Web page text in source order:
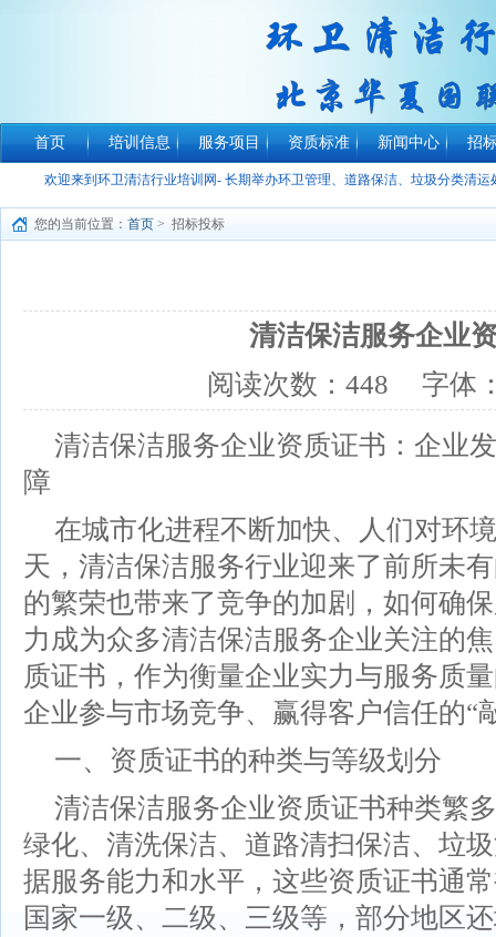
首页 培训信息 服务项目 资质标准 新闻中心 招
欢迎来到环卫清洁行业培训网- 长期举办环卫管理、道路保洁、垃圾分类清
您的当前位置： 首页 > 招标投标
清洁保洁服务企业
阅读次数： 448 字体
清洁保洁服务企业资质证书：企业
障
在城市化进程不断加快、人们对环
天，清洁保洁服务行业迎来了前所未
的繁荣也带来了竞争的加剧，如何确
力成为众多清洁保洁服务企业关注的
质证书，作为衡量企业实力与服务质
企业参与市场竞争、赢得客户信任的“
一、资质证书的种类与等级划分
清洁保洁服务企业资质证书种类繁
绿化、清洗保洁、道路清扫保洁、垃
据服务能力和水平，这些资质证书通
国家一级、二级、三级等，部分地区